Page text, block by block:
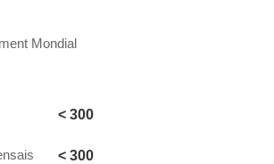
Mondial
< 300
< 300